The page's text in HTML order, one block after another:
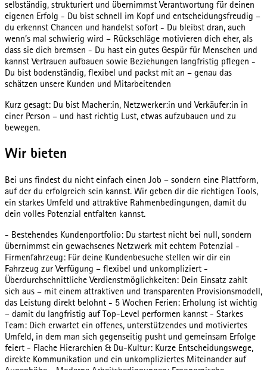
selbständig, strukturiert und übernimmst Verantwortung für deinen
eigenen Erfolg - Du bist schnell im Kopf und entscheidungsfreudig –
du erkennst Chancen und handelst sofort - Du bleibst dran, auch
wenn’s mal schwierig wird – Rückschläge motivieren dich eher, als
dass sie dich bremsen - Du hast ein gutes Gespür für Menschen und
kannst Vertrauen aufbauen sowie Beziehungen langfristig pflegen -
Du bist bodenständig, flexibel und packst mit an – genau das
schätzen unsere Kunden und Mitarbeitenden
Kurz gesagt: Du bist Macher:in, Netzwerker:in und Verkäufer:in in
einer Person – und hast richtig Lust, etwas aufzubauen und zu
bewegen.
Wir bieten
Bei uns findest du nicht einfach einen Job – sondern eine Plattform,
auf der du erfolgreich sein kannst. Wir geben dir die richtigen Tools,
ein starkes Umfeld und attraktive Rahmenbedingungen, damit du
dein volles Potenzial entfalten kannst.
- Bestehendes Kundenportfolio: Du startest nicht bei null, sondern
übernimmst ein gewachsenes Netzwerk mit echtem Potenzial -
Firmenfahrzeug: Für deine Kundenbesuche stellen wir dir ein
Fahrzeug zur Verfügung – flexibel und unkompliziert -
Überdurchschnittliche Verdienstmöglichkeiten: Dein Einsatz zahlt
sich aus – mit einem attraktiven und transparenten Provisionsmodell,
das Leistung direkt belohnt - 5 Wochen Ferien: Erholung ist wichtig
– damit du langfristig auf Top-Level performen kannst - Starkes
Team: Dich erwartet ein offenes, unterstützendes und motiviertes
Umfeld, in dem man sich gegenseitig pusht und gemeinsam Erfolge
feiert - Flache Hierarchien & Du-Kultur: Kurze Entscheidungswege,
direkte Kommunikation und ein unkompliziertes Miteinander auf